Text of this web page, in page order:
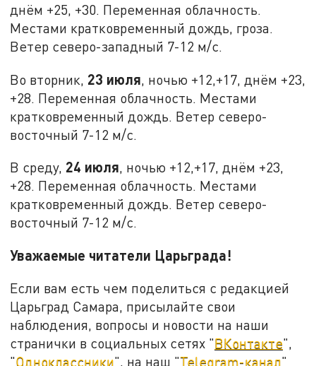
днём +25, +30. Переменная облачность.
Местами кратковременный дождь, гроза.
Ветер северо-западный 7-12 м/с.
Во вторник, 23 июля , ночью +12,+17, днём +23,
+28. Переменная облачность. Местами
кратковременный дождь. Ветер северо-
восточный 7-12 м/с.
В среду, 24 июля, ночью +12,+17, днём +23,
+28. Переменная облачность. Местами
кратковременный дождь. Ветер северо-
восточный 7-12 м/с.
Уважаемые читатели Царьграда!
Если вам есть чем поделиться с редакцией
Царьград Самара, присылайте свои
наблюдения, вопросы и новости на наши
странички в социальных сетях "ВКонтакте",
"Одноклассники", на наш "Telegram-канал"